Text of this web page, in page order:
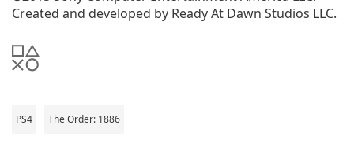
Created and developed by Ready At Dawn Studios LLC.
PS4 The Order: 1886